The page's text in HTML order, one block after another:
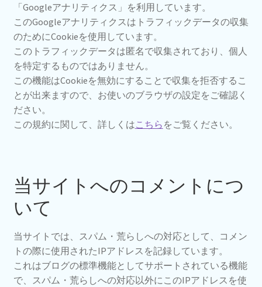
「Googleアナリティクス」を利用しています。
このGoogleアナリティクスはトラフィックデータの収集
のためにCookieを使用しています。
このトラフィックデータは匿名で収集されており、個人
を特定するものではありません。
この機能はCookieを無効にすることで収集を拒否するこ
とが出来ますので、お使いのブラウザの設定をご確認く
ださい。
この規約に関して、詳しくはこちら をご覧ください。
当サイトへのコメントにつ
いて
当サイトでは、スパム・荒らしへの対応として、コメン
トの際に使用されたIPアドレスを記録しています。
これはブログの標準機能としてサポートされている機能
で、スパム・荒らしへの対応以外にこのIPアドレスを使